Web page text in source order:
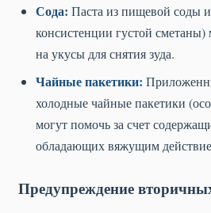
Сода: Паста из пищевой соды
консистенции густой
на укусы для снятия зуда.
Чайные пакетики:
холодные чайные пакетики
могут помочь за счет
обладающих вяжущим
Предупреждение